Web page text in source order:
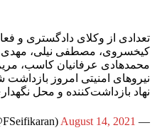
تعدادی از وکلای دادگستری و
کیخسروی، مصطفی نیلی، مهدی
محمدهادی عرفانیان کاسب،
نیروهای امنیتی امروز بازداشت
نهاد بازداشت‌کننده و محل
— Farzad Seifikaran (@FSeifikaran)
August 14, 2021